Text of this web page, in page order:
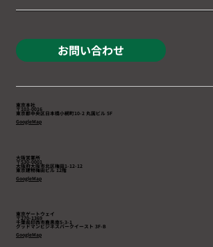
お問い合わせ
東京本社
〒103-0016
東京都中央区日本橋小網町10-2 丸国ビル 5F
GoogleMap
大阪営業所
〒530-0001
大阪府大阪市北区梅田1-12-12
東京建物梅田ビル 12階
GoogleMap
東京ゲートウェイ
〒270-1369
千葉県印西市鹿黒南5-3-1
​グッドマンビジネスパークイースト 3F-B
GoogleMap